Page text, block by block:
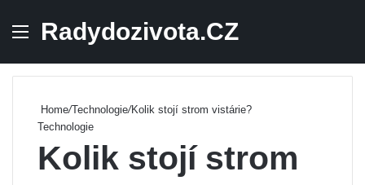
Menu
Radydozivota.CZ
Home/Technologie/Kolik stojí strom vistárie?
Technologie
Kolik stojí strom